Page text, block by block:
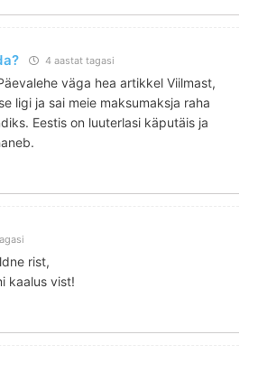
4 aastat tagasi
väga hea artikkel Viilmast,
ligi ja sai meie maksumaksja raha
Eestis on luuterlasi käputäis ja
rist,
kaalus vist!